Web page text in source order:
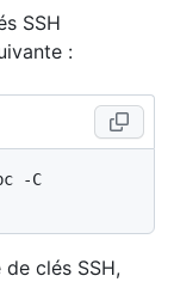
SSH
:
-C
clés SSH,